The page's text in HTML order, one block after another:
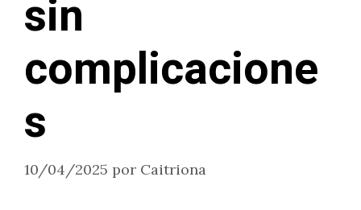
sin
complicacione
s
10/04/2025 por Caitriona